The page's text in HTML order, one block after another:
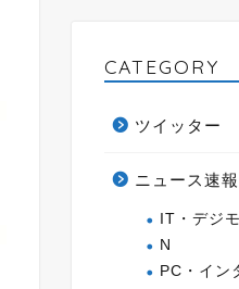
CATEGORY
ツイッター
ニュース速報
IT・デジ
N
PC・イン